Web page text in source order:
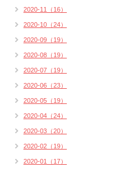
2020-11（16）
2020-10（24）
2020-09（19）
2020-08（19）
2020-07（19）
2020-06（23）
2020-05（19）
2020-04（24）
2020-03（20）
2020-02（19）
2020-01（17）